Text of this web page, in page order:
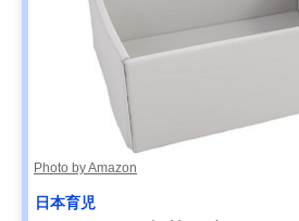
Photo by Amazon
日本育児